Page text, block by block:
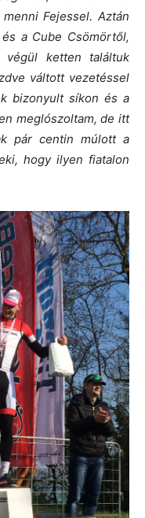
Fejessel. Aztán
a Cube Csömörtől,
végül ketten találtuk
váltott vezetéssel
bizonyult síkon és a
meglószoltam, de itt
pár centin múlott a
hogy ilyen fiatalon